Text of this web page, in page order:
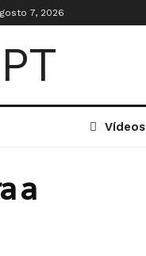
7, 2026
Vídeos
a